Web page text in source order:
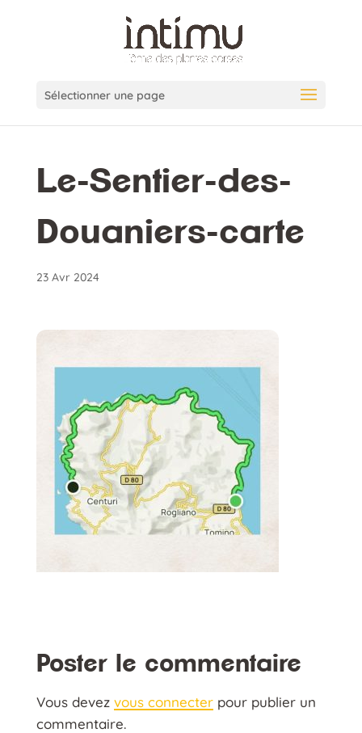
Sélectionner une page
Le-Sentier-des-
Douaniers-carte
23 Avr 2024
Poster le commentaire
Vous devez vous connecterpour publier un
commentaire.